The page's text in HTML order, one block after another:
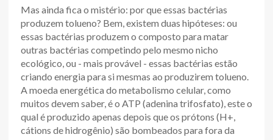
Mas ainda fica o mistério: por que essas bactérias
produzem tolueno? Bem, existem duas hipóteses: ou
essas bactérias produzem o composto para matar
outras bactérias competindo pelo mesmo nicho
ecológico, ou - mais provável - essas bactérias estão
criando energia para si mesmas ao produzirem tolueno.
A moeda energética do metabolismo celular, como
muitos devem saber, é o ATP (adenina trifosfato), este o
qual é produzido apenas depois que os prótons (H+,
cátions de hidrogênio) são bombeados para fora da